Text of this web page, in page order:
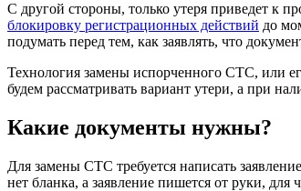
С другой стороны, только утеря приведет к
блокировку регистрационных действий до
подумать перед тем, как заявлять, что
Технология замены испорченного СТС, или
будем рассматривать вариант утери, а при
Какие документы нужны?
Для замены СТС требуется написать
нет бланка, а заявление пишется от руки, для